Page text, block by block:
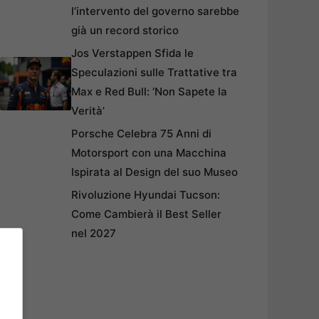
l’intervento del governo sarebbe
già un record storico
Jos Verstappen Sfida le
Speculazioni sulle Trattative tra
Max e Red Bull: ‘Non Sapete la
Verità’
Porsche Celebra 75 Anni di
Motorsport con una Macchina
Ispirata al Design del suo Museo
Rivoluzione Hyundai Tucson:
Come Cambierà il Best Seller
nel 2027